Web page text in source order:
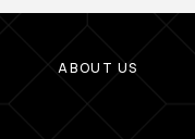
ABOUT US